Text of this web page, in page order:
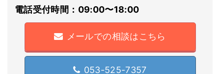
電話受付時間：09:00〜18:00
メールでの相談はこちら
053-525-7357